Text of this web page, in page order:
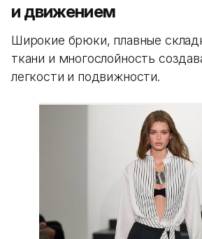
и движением
Широкие брюки, плавные
ткани и многослойность
легкости и подвижности.